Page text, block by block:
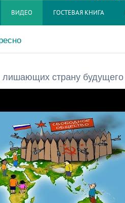
ВИДЕО ГОСТЕВАЯ КНИГА
страну будущего